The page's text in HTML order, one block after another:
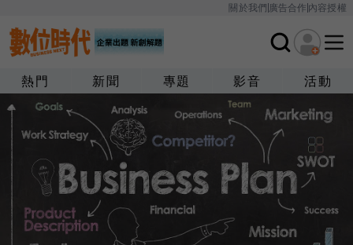
關於我們廣告合作內容授權
熱門 新聞 專題 影音 活動